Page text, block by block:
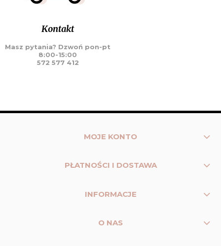
Kontakt
Masz pytania? Dzwoń pon-pt
8:00-15:00
572 577 412
MOJE KONTO
PŁATNOŚCI I DOSTAWA
INFORMACJE
O NAS